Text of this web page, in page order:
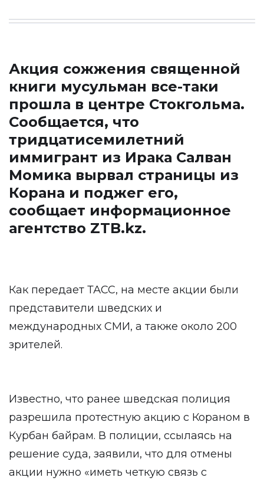
Акция сожжения священной
книги мусульман все-таки
прошла в центре Стокгольма.
Сообщается, что
тридцатисемилетний
иммигрант из Ирака Салван
Момика вырвал страницы из
Корана и поджег его,
сообщает информационное
агентство ZTB.kz.
Как передает ТАСС, на месте акции были
представители шведских и
международных СМИ, а также около 200
зрителей.
Известно, что ранее шведская полиция
разрешила протестную акцию с Кораном в
Курбан байрам. В полиции, ссылаясь на
решение суда, заявили, что для отмены
акции нужно «иметь четкую связь с